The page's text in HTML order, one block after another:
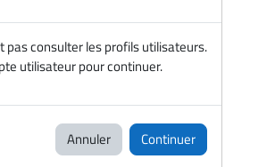
consulter les profils utilisateurs.
utilisateur pour continuer.
Annuler Continuer